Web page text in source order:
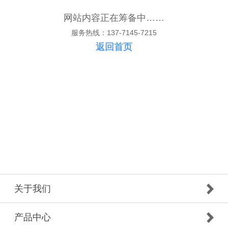
网站内容正在筹备中……
服务热线：137-7145-7215
返回首页
关于我们
产品中心